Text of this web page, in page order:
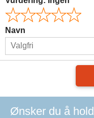
Navn
Ønsker du å